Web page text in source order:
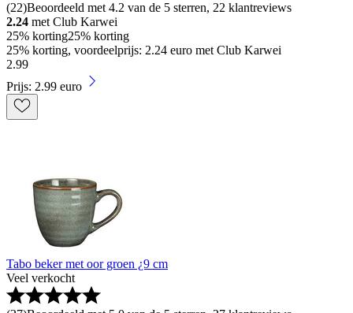
(22)Beoordeeld met 4.2 van de 5 sterren, 22 klantreviews
2.24 met Club Karwei
25% korting25% korting
25% korting, voordeelprijs: 2.24 euro met Club Karwei
2.99
Prijs: 2.99 euro
Tabo beker met oor groen ¿9 cm
Veel verkocht